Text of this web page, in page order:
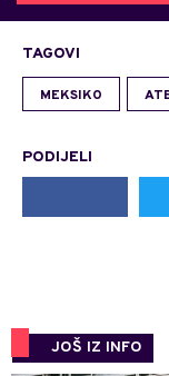
TAGOVI
MEKSIKO
PODIJELI
JOŠ IZ INFO